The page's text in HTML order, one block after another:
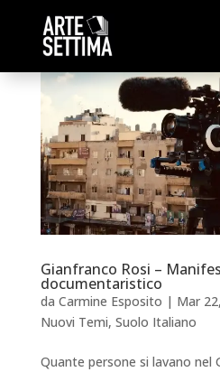
Gianfranco Rosi –
documentaristico
da Carmine Esposito | Mar
Nuovi Temi, Suolo Italiano
Quante persone si lavano nel